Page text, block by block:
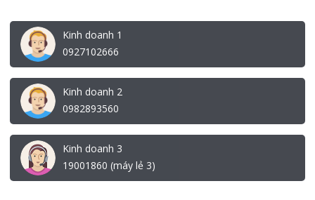
Kinh doanh 1
0927102666
Kinh doanh 2
0982893560
Kinh doanh 3
19001860 (máy lẻ 3)